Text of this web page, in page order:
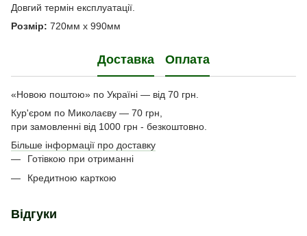
Довгий термін експлуатації.
Розмір: 720мм х 990мм
Доставка Оплата
«Новою поштою» по Україні — від 70 грн.
Кур'єром по Миколаєву — 70 грн,
при замовленні від 1000 грн - безкоштовно.
Більше інформації про доставку
Готівкою при отриманні
Кредитною карткою
Відгуки